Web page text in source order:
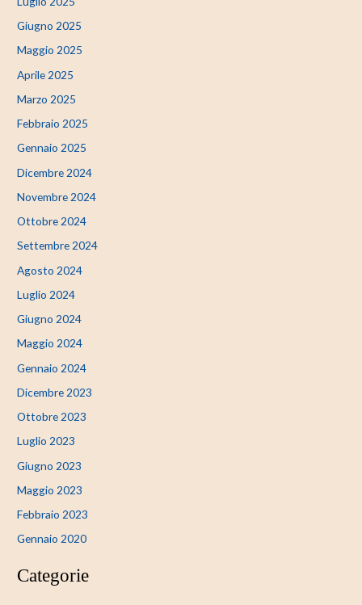
Giugno 2025
Maggio 2025
Aprile 2025
Marzo 2025
Febbraio 2025
Gennaio 2025
Dicembre 2024
Novembre 2024
Ottobre 2024
Settembre 2024
Agosto 2024
Luglio 2024
Giugno 2024
Maggio 2024
Gennaio 2024
Dicembre 2023
Ottobre 2023
Luglio 2023
Giugno 2023
Maggio 2023
Febbraio 2023
Gennaio 2020
Categorie